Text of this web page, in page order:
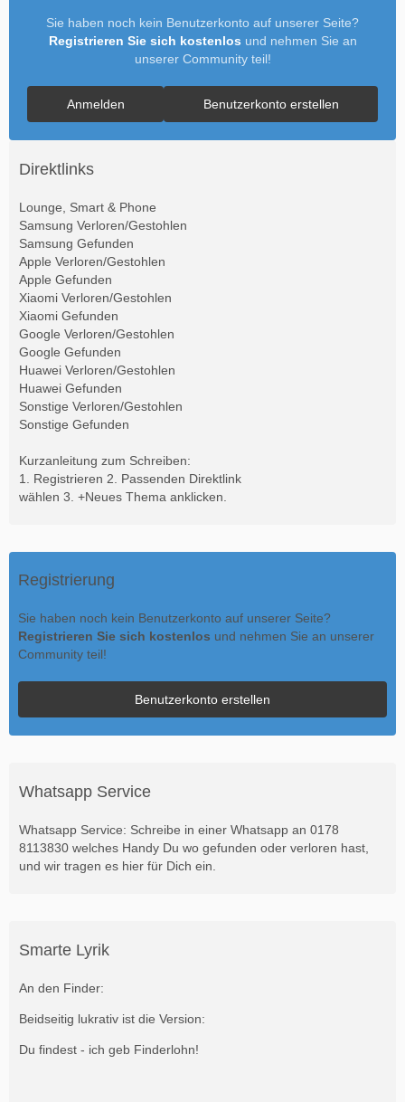
Sie haben noch kein Benutzerkonto auf unserer Seite?
Registrieren Sie sich kostenlos und nehmen Sie an
unserer Community teil!
Benutzerkonto erstellen
Anmelden
Direktlinks
Lounge, Smart & Phone
Samsung Verloren/Gestohlen
Samsung Gefunden
Apple Verloren/Gestohlen
Apple Gefunden
Xiaomi Verloren/Gestohlen
Xiaomi Gefunden
Google Verloren/Gestohlen
Google Gefunden
Huawei Verloren/Gestohlen
Huawei Gefunden
Sonstige Verloren/Gestohlen
Sonstige Gefunden
Kurzanleitung zum Schreiben:
1. Registrieren 2. Passenden Direktlink
wählen 3. +Neues Thema anklicken.
Registrierung
Sie haben noch kein Benutzerkonto auf unserer Seite?
Registrieren Sie sich kostenlos und nehmen Sie an unserer
Community teil!
Benutzerkonto erstellen
Whatsapp Service
Whatsapp Service: Schreibe in einer Whatsapp an 0178
8113830 welches Handy Du wo gefunden oder verloren hast,
und wir tragen es hier für Dich ein.
Smarte Lyrik
An den Finder:
Beidseitig lukrativ ist die Version:
Du findest - ich geb Finderlohn!